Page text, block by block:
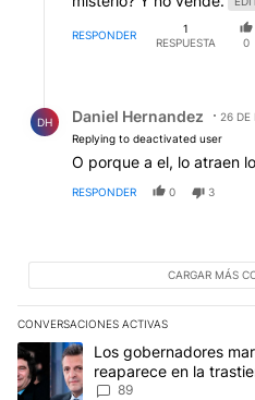
RESPONDER
1
RESPUESTA
0
DH Daniel Hernandez
26 DE
Replying to deactivated user
O porque a el, lo atraen
RESPONDER 0 3
CARGAR MÁS
CONVERSACIONES ACTIVAS
Este listado muestra los
Un artículo de tendencia con el
Los gobernadores
reaparece en la
89